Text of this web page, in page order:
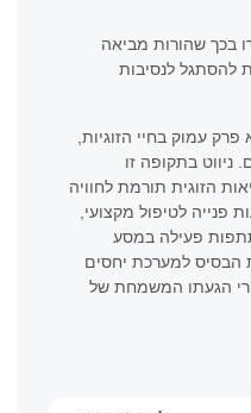
בכך שהורות מביאה
להסתגל לנסיבות
פרק עמוק בחיי הזוגיות,
ניווט בתקופה זו
הזוגית תורמת לחוויה
פנייה לטיפול מקצועי,
פעילה במסע
הבסיס למערכת יחסים
הגעתו המשמחת של